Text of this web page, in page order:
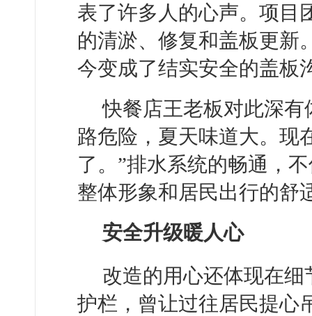
表了许多人的心声。项目
的清淤、修复和盖板更新
今变成了结实安全的盖板
快餐店王老板对此深
路危险，夏天味道大。现
了。”排水系统的畅通，
整体形象和居民出行的舒
安全升级暖人心
改造的用心还体现在
护栏，曾让过往居民提心